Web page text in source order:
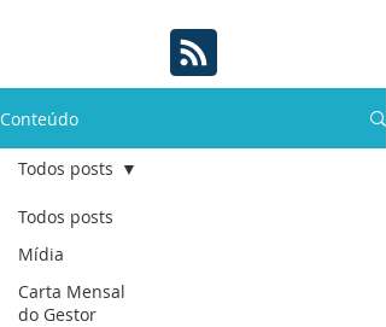
Conteúdo
Todos posts
Mídia
Carta Mensal
do Gestor
Todos posts